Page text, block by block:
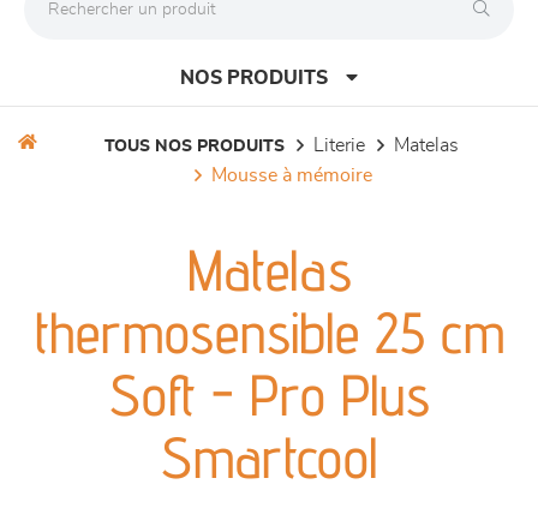
NOS PRODUITS
meubles de complément
chambres et dressing
TOUS NOS PRODUITS literie
matelas
mousse à mémoire
Matelas
thermosensible 25 cm
Soft - Pro Plus
Smartcool